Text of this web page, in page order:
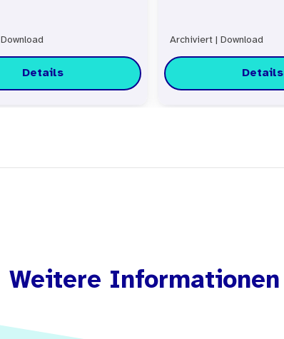
Download
Details
Archiviert | Download
Details
Weitere Informationen